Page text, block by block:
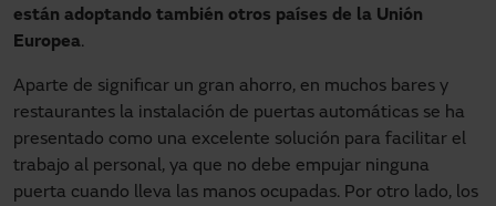
están adoptando también otros países de la Unión
Europea.
Aparte de significar un gran ahorro, en muchos bares y
restaurantes la instalación de puertas automáticas se ha
presentado como una excelente solución para facilitar el
trabajo al personal, ya que no debe empujar ninguna
puerta cuando lleva las manos ocupadas. Por otro lado, los